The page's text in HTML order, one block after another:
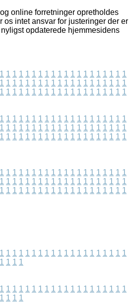
online forretninger opretholdes
os intet ansvar for justeringer der er
opdaterede hjemmesidens
1 1 1 1 1 1 1 1 1 1 1 1 1 1 1 1 1 1 1 1
1 1 1 1 1 1 1 1 1 1 1 1 1 1 1 1 1 1 1 1
1 1 1 1 1 1 1 1 1 1 1 1 1 1 1 1 1 1 1 1
1 1 1 1 1 1 1 1 1 1 1 1 1 1 1 1 1 1 1 1
1 1 1 1 1 1 1 1 1 1 1 1 1 1 1 1 1 1 1 1
1 1 1 1 1 1 1 1 1 1 1 1 1 1 1 1 1 1 1 1
1 1 1 1 1 1 1 1 1 1 1 1 1 1 1 1 1 1 1 1
1 1 1 1 1 1 1 1 1 1 1 1 1 1 1 1 1 1 1 1
1 1 1 1 1 1 1 1 1 1 1 1 1 1 1 1 1 1 1 1
1 1 1 1 1 1 1 1 1 1 1 1 1 1 1 1 1 1 1 1
1 1 1 1
1 1 1 1 1 1 1 1 1 1 1 1 1 1 1 1 1 1 1 1
1 1 1 1